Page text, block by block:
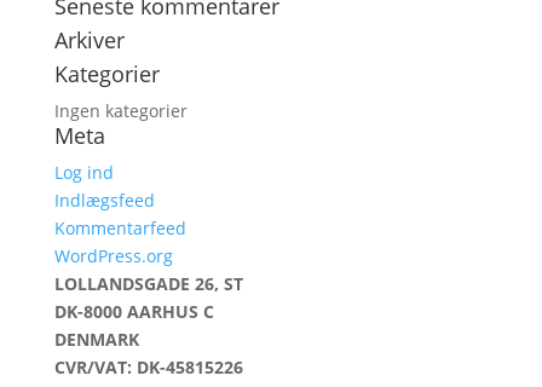
efter:
Seneste kommentarer
Arkiver
Kategorier
Ingen kategorier
Meta
Log ind
Indlægsfeed
Kommentarfeed
WordPress.org
LOLLANDSGADE 26, ST
DK-8000 AARHUS C
DENMARK
CVR/VAT: DK-45815226